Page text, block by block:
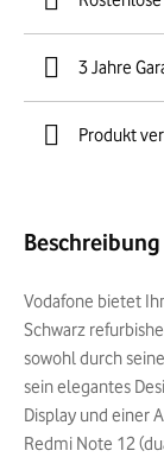
3 Jahre
Produkt
Beschreibung
Vodafone bietet
Schwarz
sowohl durch
sein elegantes
Display und einer
Redmi Note 12